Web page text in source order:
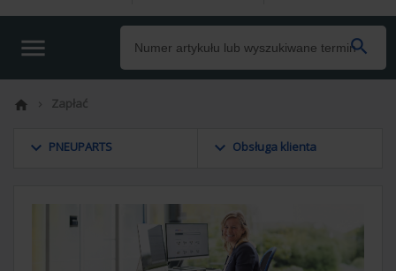
 
  Zapłać
keyboard_arrow_down PNEUPARTS keyboard_arrow_down Obsługa klienta